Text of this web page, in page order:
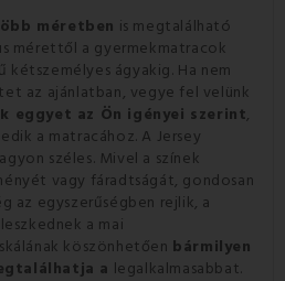
méretben is megtalálható
mérettől a gyermekmatracok
kétszemélyes ágyakig. Ha nem
az ajánlatban, vegye fel velünk
eggyet az Ön igényei szerint,
a matracához. A Jersey
széles. Mivel a színek
vagy fáradtságát, gondosan
az egyszerűségben rejlik, a
a mai
köszönhetően bármilyen
a legalkalmasabbat.